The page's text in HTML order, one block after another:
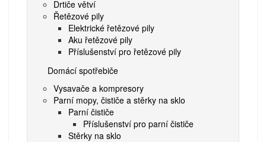
Drtiče větví
Řetězové pily
Elektrické řetězové pily
Aku řetězové pily
Příslušenství pro řetězové pily
Domácí spotřebiče
Vysavače a kompresory
Parní mopy, čističe a stěrky na sklo
Parní čističe
Příslušenství pro parní čističe
Stěrky na sklo